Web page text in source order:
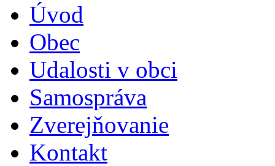
Úvod
Obec
Udalosti v obci
Samospráva
Zverejňovanie
Kontakt